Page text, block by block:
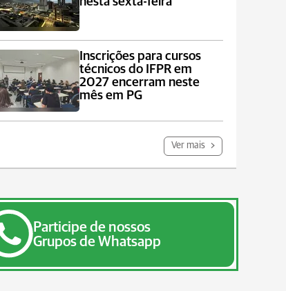
Inscrições para cursos
técnicos do IFPR em
2027 encerram neste
mês em PG
Ver mais
Participe de nossos
Grupos de Whatsapp